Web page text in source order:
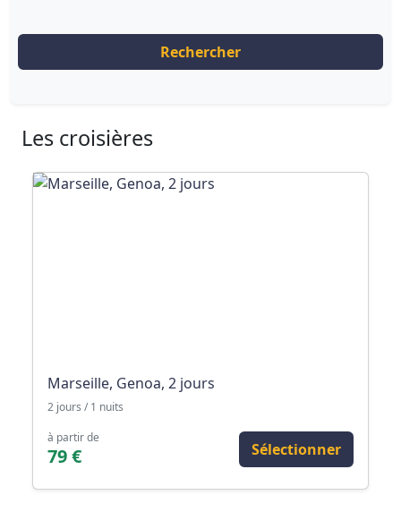
Rechercher
Les croisières
Marseille, Genoa, 2 jours
2 jours / 1 nuits
à partir de
79 € Sélectionner